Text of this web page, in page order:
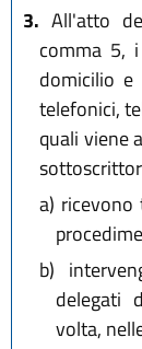
3. All'atto
comma 5,
domicilio e
telefonici,
quali viene
a)
b)
delegati
volta,